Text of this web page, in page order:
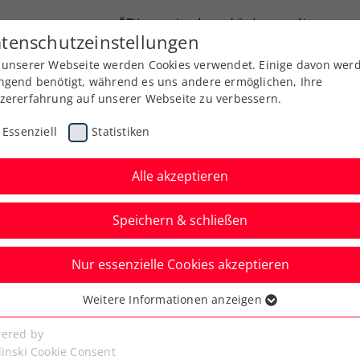
ÖTV Landesverbände News
Ausbildung Services Über uns
Aktuelle News
Webseite werden Cookies verwendet. Einige davon
benötigt, während es uns andere ermöglichen, Ihre
auf unserer Webseite zu verbessern.
Essenziell Statistiken
Alle akzeptieren
Speichern & schließen
Nur essenzielle Cookies akzeptieren
Cookies werden für grundlegende Funktionen der
benötigt. Dadurch ist gewährleistet, dass die Webseite
Weitere Informationen anzeigen
by
Cookie Consent